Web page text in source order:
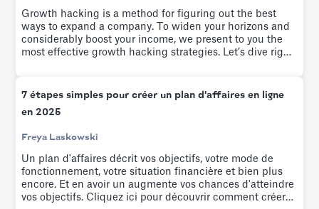
Growth hacking is a method for figuring out the best
ways to expand a company. To widen your horizons and
considerably boost your income, we present to you the
most effective growth hacking strategies. Let’s dive right
7 étapes simples pour créer un plan d'affaires en ligne
en 2025
Freya Laskowski
Un plan d'affaires décrit vos objectifs, votre mode de
fonctionnement, votre situation financière et bien plus
encore. Et en avoir un augmente vos chances d'atteindre
vos objectifs. Cliquez ici pour découvrir comment créer